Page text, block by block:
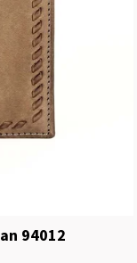
94012